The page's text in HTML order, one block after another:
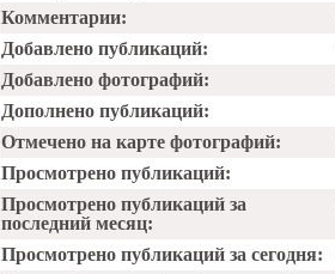
Комментарии:
Добавлено публикаций:
Добавлено фотографий:
Дополнено публикаций:
Отмечено на карте фотографий:
Просмотрено публикаций:
Просмотрено публикаций за
последний месяц:
Просмотрено публикаций за сегодня: